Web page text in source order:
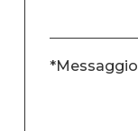
*Messaggio